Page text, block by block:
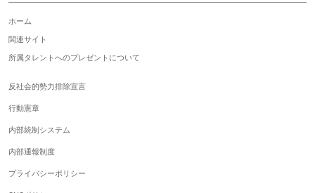
ホーム
関連サイト
所属タレントへのプレゼントについて
反社会的勢力排除宣言
行動憲章
内部統制システム
内部通報制度
プライバシーポリシー